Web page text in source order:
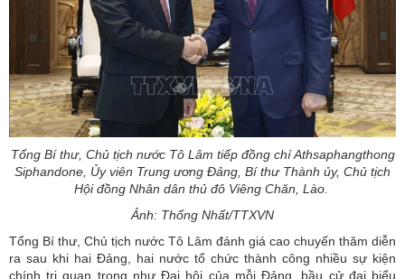
Tổng Bí thư, Chủ tịch nước Tô Lâm tiếp đồng chí Athsaphangthong
Siphandone, Ủy viên Trung ương Đảng, Bí thư Thành ủy, Chủ tịch
Hội đồng Nhân dân thủ đô Viêng Chăn, Lào.
Ảnh: Thống Nhất/TTXVN
Tổng Bí thư, Chủ tịch nước Tô Lâm đánh giá cao chuyến thăm diễn
ra sau khi hai Đảng, hai nước tổ chức thành công nhiều sự kiện
chính trị quan trọng như Đại hội của mỗi Đảng, bầu cử đại biểu